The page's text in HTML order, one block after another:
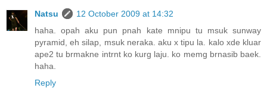
Natsu
12 October 2009 at 14:32
haha. opah aku pun pnah kate mnipu tu msuk sunway
pyramid, eh silap, msuk neraka. aku x tipu la. kalo xde kluar
ape2 tu brmakne intrnt ko kurg laju. ko memg brnasib baek.
haha.
Reply